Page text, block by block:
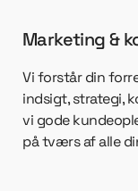
Marketing &
Vi forstår din
indsigt, strategi,
vi gode
på tværs af alle